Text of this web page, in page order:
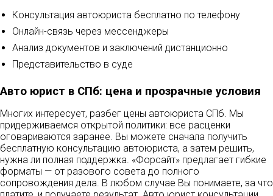
Консультация автоюриста бесплатно по телефону
Онлайн-связь через мессенджеры
Анализ документов и заключений дистанционно
Представительство в суде
Авто юрист в СПб: цена и прозрачные условия
Многих интересует, разбег цены автоюриста СПб. Мы
придерживаемся открытой политики: все расценки
оговариваются заранее. Вы можете сначала получить
бесплатную консультацию автоюриста, а затем решить,
нужна ли полная поддержка. «Форсайт» предлагает гибкие
форматы — от разового совета до полного
сопровождения дела. В любом случае Вы понимаете, за что